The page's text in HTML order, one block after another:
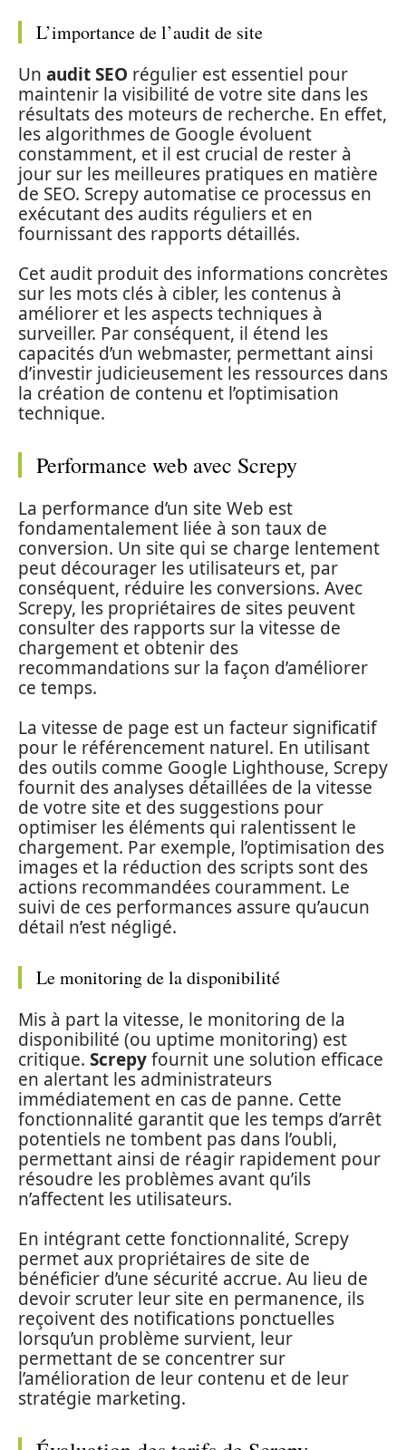
L’importance de l’audit de site
Un audit SEO régulier est essentiel pour
maintenir la visibilité de votre site dans les
résultats des moteurs de recherche. En effet,
les algorithmes de Google évoluent
constamment, et il est crucial de rester à
jour sur les meilleures pratiques en matière
de SEO. Screpy automatise ce processus en
exécutant des audits réguliers et en
fournissant des rapports détaillés.
Cet audit produit des informations concrètes
sur les mots clés à cibler, les contenus à
améliorer et les aspects techniques à
surveiller. Par conséquent, il étend les
capacités d’un webmaster, permettant ainsi
d’investir judicieusement les ressources dans
la création de contenu et l’optimisation
technique.
Performance web avec Screpy
La performance d’un site Web est
fondamentalement liée à son taux de
conversion. Un site qui se charge lentement
peut décourager les utilisateurs et, par
conséquent, réduire les conversions. Avec
Screpy, les propriétaires de sites peuvent
consulter des rapports sur la vitesse de
chargement et obtenir des
recommandations sur la façon d’améliorer
ce temps.
La vitesse de page est un facteur significatif
pour le référencement naturel. En utilisant
des outils comme Google Lighthouse, Screpy
fournit des analyses détaillées de la vitesse
de votre site et des suggestions pour
optimiser les éléments qui ralentissent le
chargement. Par exemple, l’optimisation des
images et la réduction des scripts sont des
actions recommandées couramment. Le
suivi de ces performances assure qu’aucun
détail n’est négligé.
Le monitoring de la disponibilité
Mis à part la vitesse, le monitoring de la
disponibilité (ou uptime monitoring) est
critique. Screpyfournit une solution efficace
en alertant les administrateurs
immédiatement en cas de panne. Cette
fonctionnalité garantit que les temps d’arrêt
potentiels ne tombent pas dans l’oubli,
permettant ainsi de réagir rapidement pour
résoudre les problèmes avant qu’ils
n’affectent les utilisateurs.
En intégrant cette fonctionnalité, Screpy
permet aux propriétaires de site de
bénéficier d’une sécurité accrue. Au lieu de
devoir scruter leur site en permanence, ils
reçoivent des notifications ponctuelles
lorsqu’un problème survient, leur
permettant de se concentrer sur
l’amélioration de leur contenu et de leur
stratégie marketing.